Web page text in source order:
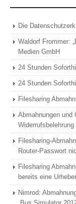
Die
Waldorf Frommer:
Medien GmbH
24 Stunden
24 Stunden
Filesharing
Abmahnungen und
Filesharing-
Router-Passwort
Filesharing
bereits eine
Nimrod: